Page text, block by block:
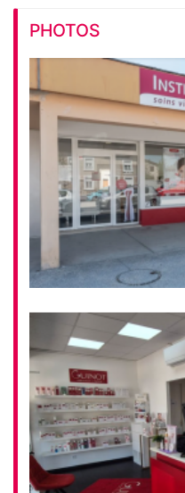
PHOTOS